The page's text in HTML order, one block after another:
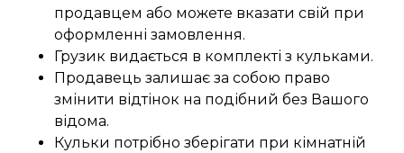
продавцем або можете вказати свій при
оформленні замовлення.
Грузик видається в комплекті з кульками.
Продавець залишає за собою право
змінити відтінок на подібний без Вашого
відома.
Кульки потрібно зберігати при кімнатній